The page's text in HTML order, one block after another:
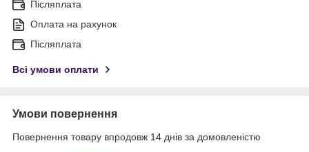
Післяплата
Оплата на рахунок
Післяплата
Всі умови оплати
Умови повернення
Повернення товару впродовж 14 днів за домовленістю